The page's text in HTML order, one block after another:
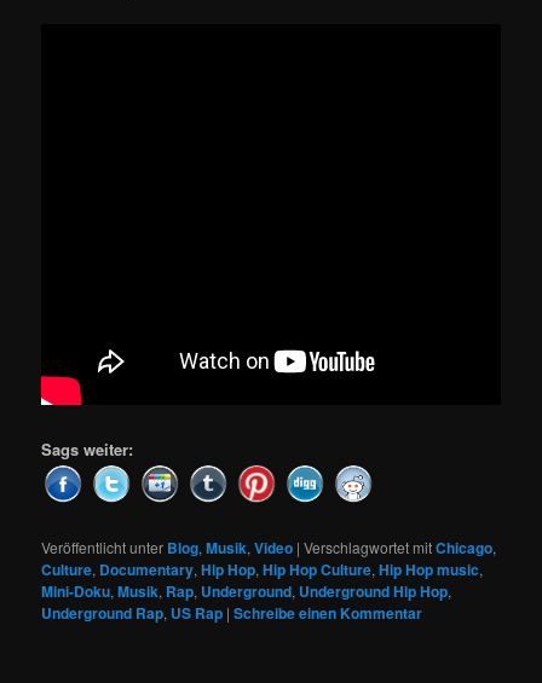
Sags weiter:
Veröffentlicht unter Blog,Musik,Video |Verschlagwortet mitChicago,
Culture, Documentary,Hip Hop,Hip Hop Culture,Hip Hop music,
Mini-Doku,Musik, Rap, Underground, Underground Hip Hop,
Underground Rap, US Rap |Schreibe einen Kommentar